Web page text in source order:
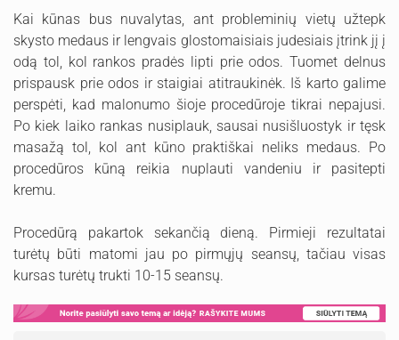
Kai kūnas bus nuvalytas, ant probleminių vietų užtepk
skysto medaus ir lengvais glostomaisiais judesiais įtrink jį į
odą tol, kol rankos pradės lipti prie odos. Tuomet delnus
prispausk prie odos ir staigiai atitraukinėk. Iš karto galime
perspėti, kad malonumo šioje procedūroje tikrai nepajusi.
Po kiek laiko rankas nusiplauk, sausai nusišluostyk ir tęsk
masažą tol, kol ant kūno praktiškai neliks medaus. Po
procedūros kūną reikia nuplauti vandeniu ir pasitepti
kremu.
Procedūrą pakartok sekančią dieną. Pirmieji rezultatai
turėtų būti matomi jau po pirmųjų seansų, tačiau visas
kursas turėtų trukti 10-15 seansų.